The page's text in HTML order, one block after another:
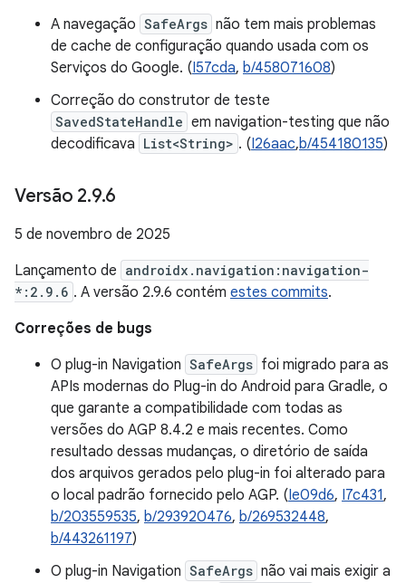
A navegação SafeArgs não tem mais problemas
de cache de configuração quando usada com os
Serviços do Google. (I57cda, b/458071608)
Correção do construtor de teste
SavedStateHandle em navigation-testing que não
decodificava List<String> . (I26aac,b/454180135)
Versão 2.9.6
5 de novembro de 2025
Lançamento de androidx.navigation:navigation-
*:2.9.6 . A versão 2.9.6 contém estes commits.
Correções de bugs
O plug-in Navigation SafeArgs foi migrado para as
APIs modernas do Plug-in do Android para Gradle, o
que garante a compatibilidade com todas as
versões do AGP 8.4.2 e mais recentes. Como
resultado dessas mudanças, o diretório de saída
dos arquivos gerados pelo plug-in foi alterado para
o local padrão fornecido pelo AGP. (Ie09d6, I7c431,
b/203559535, b/293920476, b/269532448,
b/443261197)
O plug-in Navigation SafeArgs não vai mais exigir a